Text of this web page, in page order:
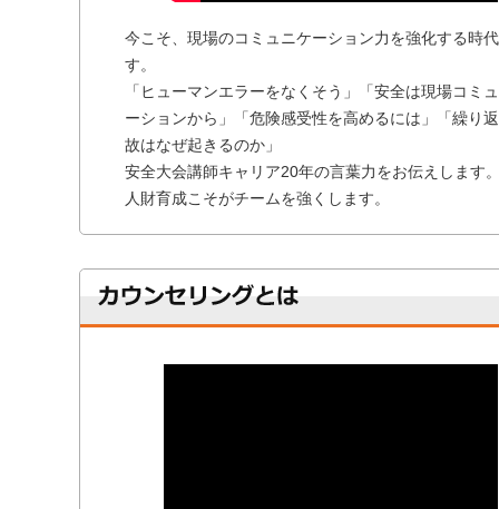
今こそ、現場のコミュニケーション力を強化する時
す。
「ヒューマンエラーをなくそう」「安全は現場コミ
ーションから」「危険感受性を高めるには」「繰り
故はなぜ起きるのか」
安全大会講師キャリア20年の言葉力をお伝えします
人財育成こそがチームを強くします。